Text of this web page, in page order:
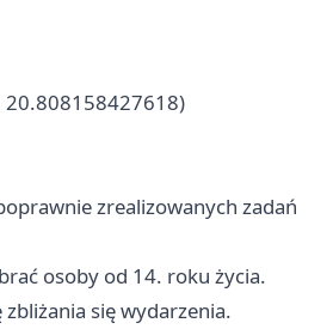
20.808158427618)
zrealizowanych zadań
osoby od 14. roku życia.
się wydarzenia.